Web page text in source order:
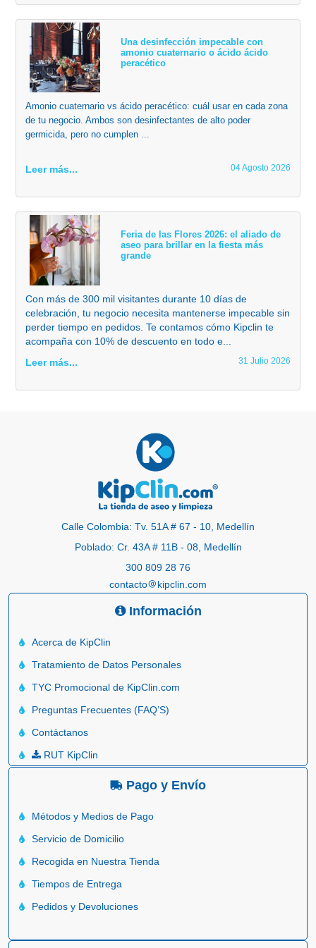
Una desinfección impecable con
amonio cuaternario o ácido ácido
peracético
Amonio cuaternario vs ácido peracético: cuál usar en cada zona
de tu negocio. Ambos son desinfectantes de alto poder
germicida, pero no cumplen ...
Leer más... 04 Agosto 2026
Feria de las Flores 2026: el aliado de
aseo para brillar en la fiesta más
grande
Con más de 300 mil visitantes durante 10 días de
celebración, tu negocio necesita mantenerse impecable sin
perder tiempo en pedidos. Te contamos cómo Kipclin te
acompaña con 10% de descuento en todo e...
Leer más...
31 Julio 2026
Calle Colombia: Tv. 51A # 67 - 10, Medellín
Poblado: Cr. 43A # 11B - 08, Medellín
300 809 28 76
contacto
kipclin.com
Información
Acerca de KipClin
Tratamiento de Datos Personales
TYC Promocional de KipClin.com
Preguntas Frecuentes (FAQ’S)
Contáctanos
RUT KipClin
Pago y Envío
Métodos y Medios de Pago
Servicio de Domicilio
Recogida en Nuestra Tienda
Tiempos de Entrega
Pedidos y Devoluciones